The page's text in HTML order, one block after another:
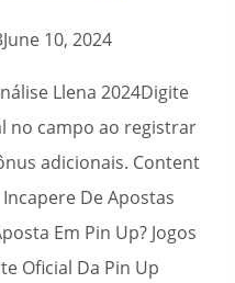
June 10, 2024
Llena 2024Digite
no campo ao registrar
adicionais. Content
De Apostas
Em Pin Up? Jogos
Oficial Da Pin Up